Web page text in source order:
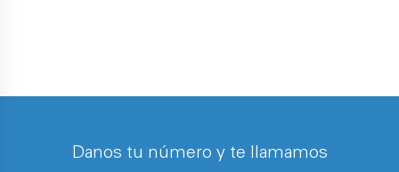
Danos tu número y te llamamos